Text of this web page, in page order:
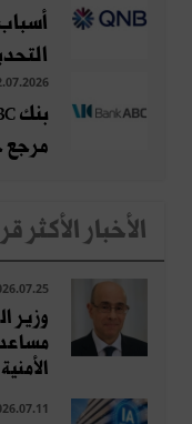
مرجع
الأخبار الأكثر
وزير